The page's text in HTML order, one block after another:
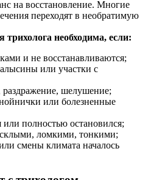
на восстановление. Многие
переходят в необратимую
необходима, если:
и не восстанавливаются;
или участки с
раздражение, шелушение;
или болезненные
или полностью остановился;
ломкими, тонкими;
смены климата началось